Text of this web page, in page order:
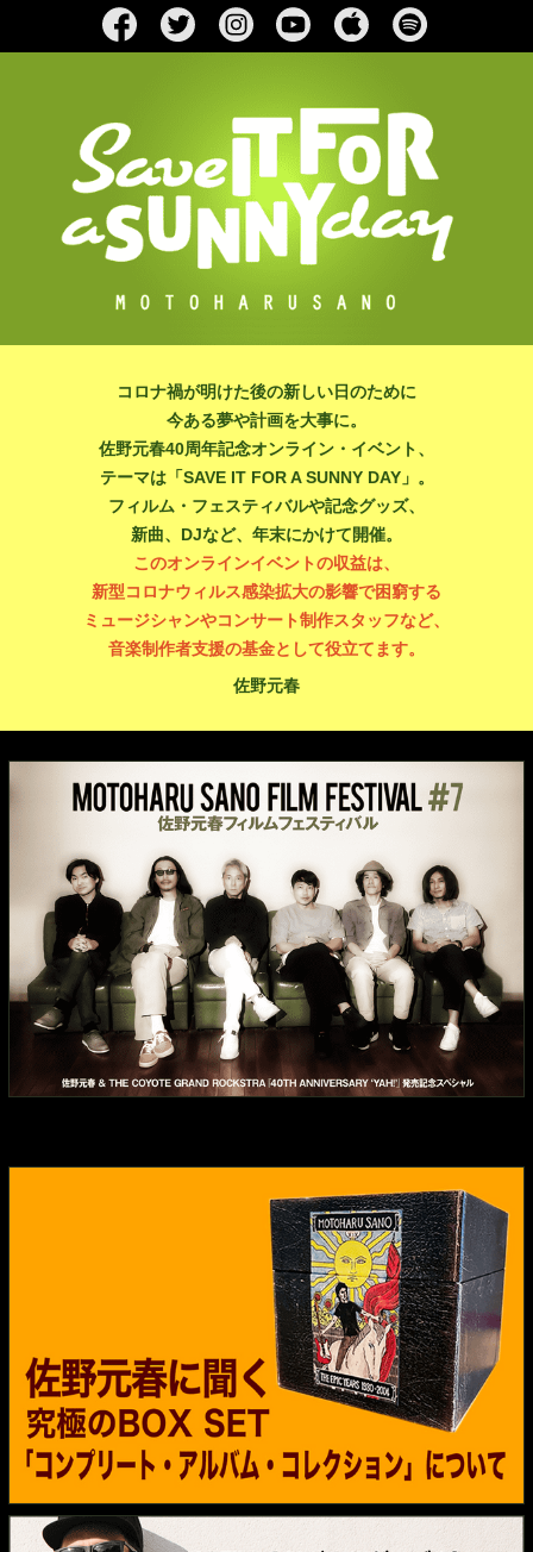
佐野
ィシ
ャル
Fac
ebo
ok
ジ
Twit
We
bSe
rver
Inst
Hell
oDa
isyH
ead
s
Dai
usic
on
Tub
App
Mus
ic:佐
野元
Spo
佐野
元春
コロナ禍が明けた後の新しい日のために
今ある夢や計画を大事に。
佐野元春40周年記念オンライン・イベント、
テーマは「SAVE IT FOR A SUNNY DAY」。
フィルム・フェスティバルや記念グッズ、
新曲、DJなど、年末にかけて開催。
このオンラインイベントの収益は、
新型コロナウィルス感染拡大の影響で困窮する
ミュージシャンやコンサート制作スタッフなど、
音楽制作者支援の基金として役立てます。
佐野元春
Navigated to